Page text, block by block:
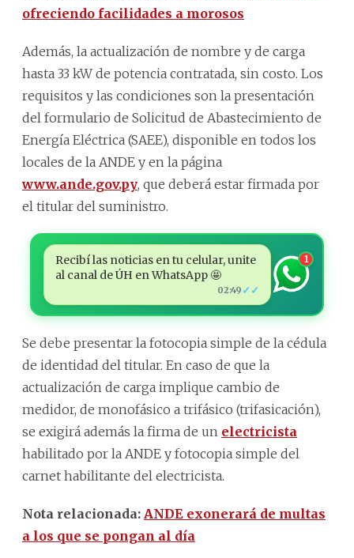
ofreciendo facilidades a morosos
Además, la actualización de nombre y de carga
hasta 33 kW de potencia contratada, sin costo. Los
requisitos y las condiciones son la presentación
del formulario de Solicitud de Abastecimiento de
Energía Eléctrica (SAEE), disponible en todos los
locales de la ANDE y en la página
www.ande.gov.py, que deberá estar firmada por
el titular del suministro.
Recibí las noticias en tu celular, unite
al canal de ÚH en WhatsApp 🤩
02:49 ✓✓
1
Se debe presentar la fotocopia simple de la cédula
de identidad del titular. En caso de que la
actualización de carga implique cambio de
medidor, de monofásico a trifásico (trifasicación),
se exigirá además la firma de un electricista
habilitado por la ANDE y fotocopia simple del
carnet habilitante del electricista.
Nota relacionada: ANDE exonerará de multas
a los que se pongan al día